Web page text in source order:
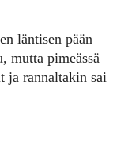
läntisen pään
mutta pimeässä
ja rannaltakin sai